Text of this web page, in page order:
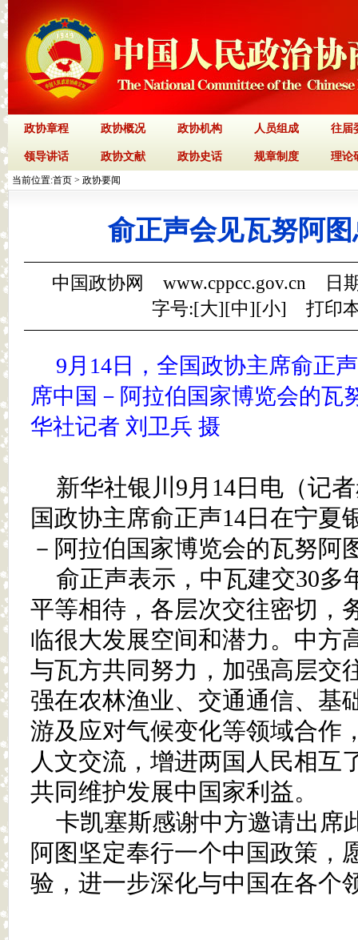
政协章程 政协概况 政协机构 人员组成 往届
领导讲话 政协文献 政协史话 规章制度 理论
当前位置:首页 > 政协要闻
俞正声会见瓦努阿
中国政协网 www.cppcc.gov.cn 日
字号:[大][中][小] 打印
9月14日，全国政协主席俞正
席中国－阿拉伯国家博览会的瓦
华社记者 刘卫兵 摄
新华社银川9月14日电（记
国政协主席俞正声14日在宁夏
－阿拉伯国家博览会的瓦努阿
俞正声表示，中瓦建交30多
平等相待，各层次交往密切，
临很大发展空间和潜力。中方
与瓦方共同努力，加强高层交
强在农林渔业、交通通信、基
游及应对气候变化等领域合作
人文交流，增进两国人民相互
共同维护发展中国家利益。
卡凯塞斯感谢中方邀请出席
阿图坚定奉行一个中国政策，
验，进一步深化与中国在各个